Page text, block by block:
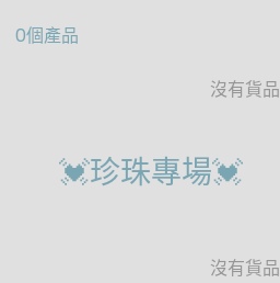
0個產品
沒有貨品
💓珍珠專場💓
沒有貨品